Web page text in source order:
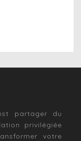
partager du
privilégiée
votre